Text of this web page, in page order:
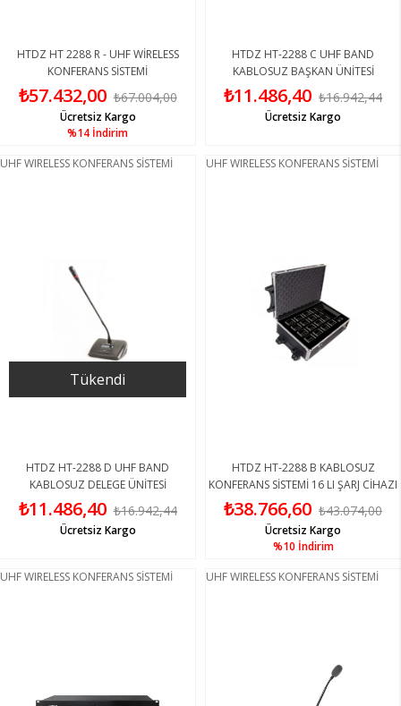
HTDZ HT 2288 R - UHF WİRELESS
KONFERANS SİSTEMİ
₺57.432,00 ₺67.004,00
%14 İndirim
Ücretsiz Kargo
HTDZ HT-2288 C UHF BAND
KABLOSUZ BAŞKAN ÜNİTESİ
₺11.486,40 ₺16.942,44
Ücretsiz Kargo
UHF WIRELESS KONFERANS SİSTEMİ
Tükendi
HTDZ HT-2288 D UHF BAND
KABLOSUZ DELEGE ÜNİTESİ
₺11.486,40 ₺16.942,44
Ücretsiz Kargo
UHF WIRELESS KONFERANS SİSTEMİ
HTDZ HT-2288 B KABLOSUZ
KONFERANS SİSTEMİ 16 LI ŞARJ CİHAZI
₺38.766,60 ₺43.074,00
%10 İndirim
Ücretsiz Kargo
UHF WIRELESS KONFERANS SİSTEMİ UHF WIRELESS KONFERANS SİSTEMİ